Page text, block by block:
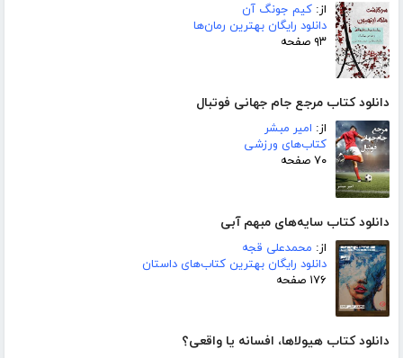
از: کیم جونگ آن
دانلود رایگان بهترین رمان‌ها
۹۳ صفحه
دانلود کتاب مرجع جام جهانی فوتبال
از: امیر مبشر
کتاب‌های ورزشی
۷۰ صفحه
دانلود کتاب سایه‌های مبهم آبی
از: محمدعلی قجه
دانلود رایگان بهترین کتاب‌های داستان
۱۷۶ صفحه
دانلود کتاب هیولاها، افسانه یا واقعی؟